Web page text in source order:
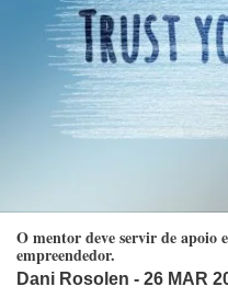
O mentor deve servir de apoio
empreendedor.
Dani Rosolen - 26 MAR